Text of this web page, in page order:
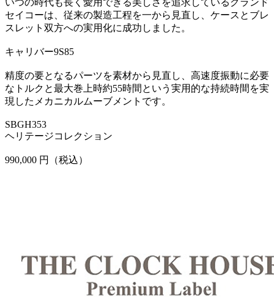
セイコーは、従来の製造工程を一から見直し、ケースとブレ
スレット双方への実用化に成功しました。
キャリバー9S85
精度の要となるパーツを素材から見直し、高速度振動に必要
なトルクと最大巻上時約55時間という実用的な持続時間を実
現したメカニカルムーブメントです。
SBGH353
ヘリテージコレクション
990,000 円（税込）